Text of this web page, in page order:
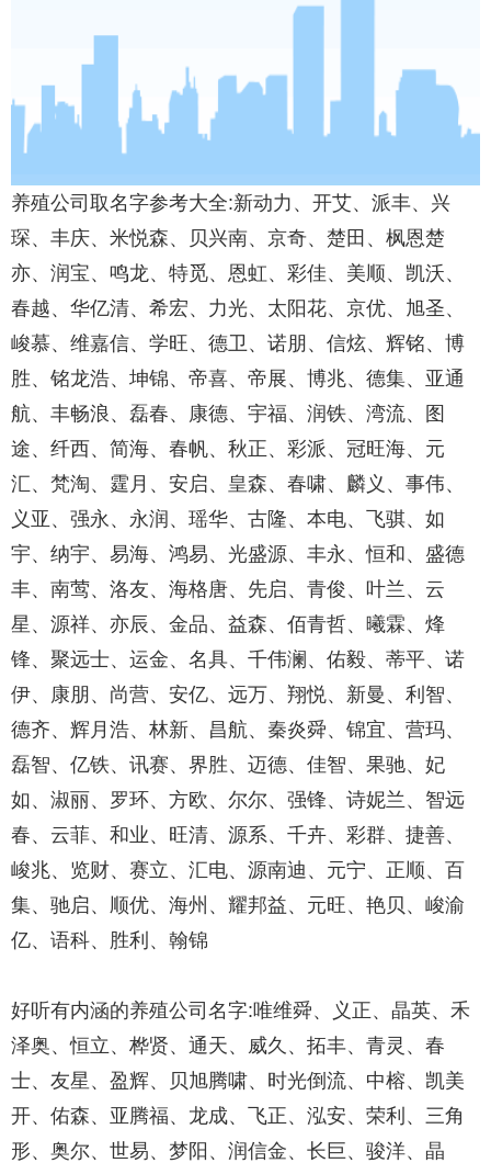
养殖公司取名字参考大全:新动力、开艾、派丰、兴
琛、丰庆、米悦森、贝兴南、京奇、楚田、枫恩楚
亦、润宝、鸣龙、特觅、恩虹、彩佳、美顺、凯沃、
春越、华亿清、希宏、力光、太阳花、京优、旭圣、
峻慕、维嘉信、学旺、德卫、诺朋、信炫、辉铭、博
胜、铭龙浩、坤锦、帝喜、帝展、博兆、德集、亚通
航、丰畅浪、磊春、康德、宇福、润铁、湾流、图
途、纤西、简海、春帆、秋正、彩派、冠旺海、元
汇、梵淘、霆月、安启、皇森、春啸、麟义、事伟、
义亚、强永、永润、瑶华、古隆、本电、飞骐、如
宇、纳宇、易海、鸿易、光盛源、丰永、恒和、盛德
丰、南莺、洛友、海格唐、先启、青俊、叶兰、云
星、源祥、亦辰、金品、益森、佰青哲、曦霖、烽
锋、聚远士、运金、名具、千伟澜、佑毅、蒂平、诺
伊、康朋、尚营、安亿、远万、翔悦、新曼、利智、
德齐、辉月浩、林新、昌航、秦炎舜、锦宜、营玛、
磊智、亿铁、讯赛、界胜、迈德、佳智、果驰、妃
如、淑丽、罗环、方欧、尔尔、强锋、诗妮兰、智远
春、云菲、和业、旺清、源系、千卉、彩群、捷善、
峻兆、览财、赛立、汇电、源南迪、元宁、正顺、百
集、驰启、顺优、海州、耀邦益、元旺、艳贝、峻渝
亿、语科、胜利、翰锦
好听有内涵的养殖公司名字:唯维舜、义正、晶英、禾
泽奥、恒立、桦贤、通天、威久、拓丰、青灵、春
士、友星、盈辉、贝旭腾啸、时光倒流、中榕、凯美
开、佑森、亚腾福、龙成、飞正、泓安、荣利、三角
形、奥尔、世易、梦阳、润信金、长巨、骏洋、晶